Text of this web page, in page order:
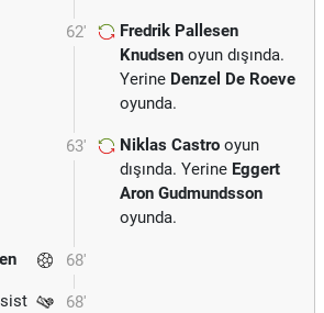
62'
Fredrik Pallesen
Knudsen oyun dışında.
Yerine Denzel De Roeve
oyunda.
63' Niklas Castro oyun
dışında. Yerine Eggert
Aron Gudmundsson
oyunda.
68'
68'